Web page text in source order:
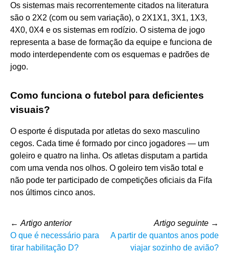
Os sistemas mais recorrentemente citados na literatura
são o 2X2 (com ou sem variação), o 2X1X1, 3X1, 1X3,
4X0, 0X4 e os sistemas em rodízio. O sistema de jogo
representa a base de formação da equipe e funciona de
modo interdependente com os esquemas e padrões de
jogo.
Como funciona o futebol para deficientes
visuais?
O esporte é disputada por atletas do sexo masculino
cegos. Cada time é formado por cinco jogadores — um
goleiro e quatro na linha. Os atletas disputam a partida
com uma venda nos olhos. O goleiro tem visão total e
não pode ter participado de competições oficiais da Fifa
nos últimos cinco anos.
← Artigo anterior
O que é necessário para
tirar habilitação D?
Artigo seguinte →
A partir de quantos anos pode
viajar sozinho de avião?